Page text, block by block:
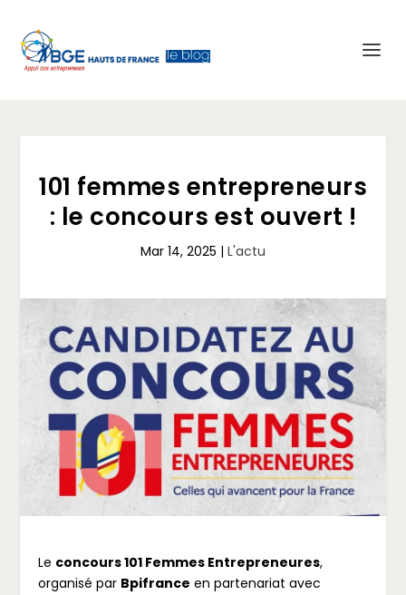
101 femmes entrepreneurs
: le concours est ouvert !
Mar 14, 2025 | L'actu
Le concours 101 Femmes Entrepreneures,
organisé par Bpifrance en partenariat avec